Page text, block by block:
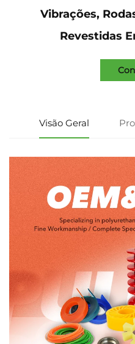
Vibrações,
Revestidas
Visão Geral